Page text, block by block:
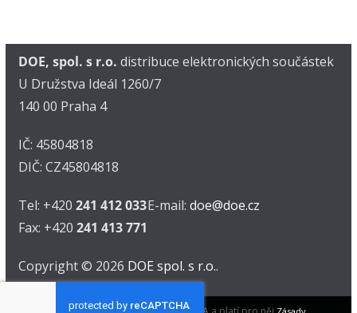
DOE, spol. s r.o. distribuce elektronických součástek
U Družstva Ideál 1260/7
140 00 Praha 4
IČ: 45804818
DIČ: CZ45804818
Tel: +420 241 412 033
Fax: +420 241 413 771
E-mail: doe@doe.cz
Copyright © 2026 DOE spol. s r.o..